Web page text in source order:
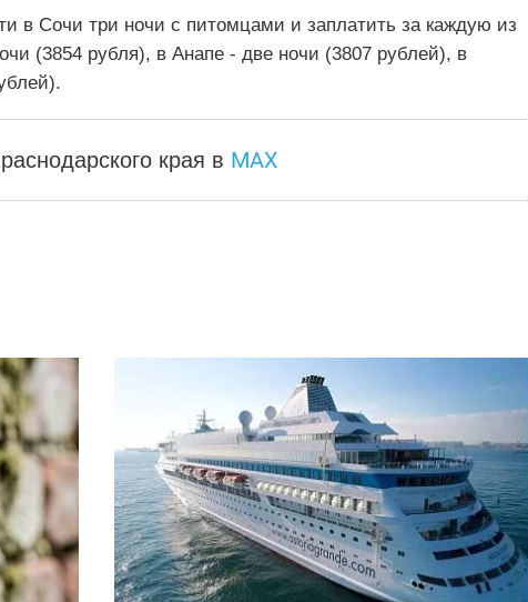
в Сочи три ночи с питомцами и заплатить за каждую из
(3854 рубля), в Анапе - две ночи (3807 рублей), в
края в MAX